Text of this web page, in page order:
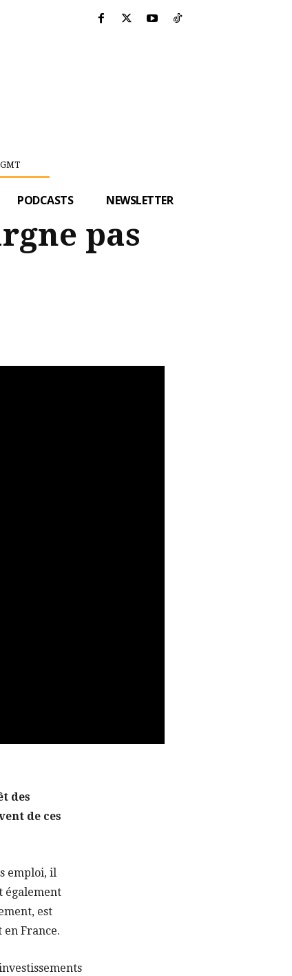
GMT
PODCASTS NEWSLETTER
pas
des
de ces
emploi, il
également
est
en France.